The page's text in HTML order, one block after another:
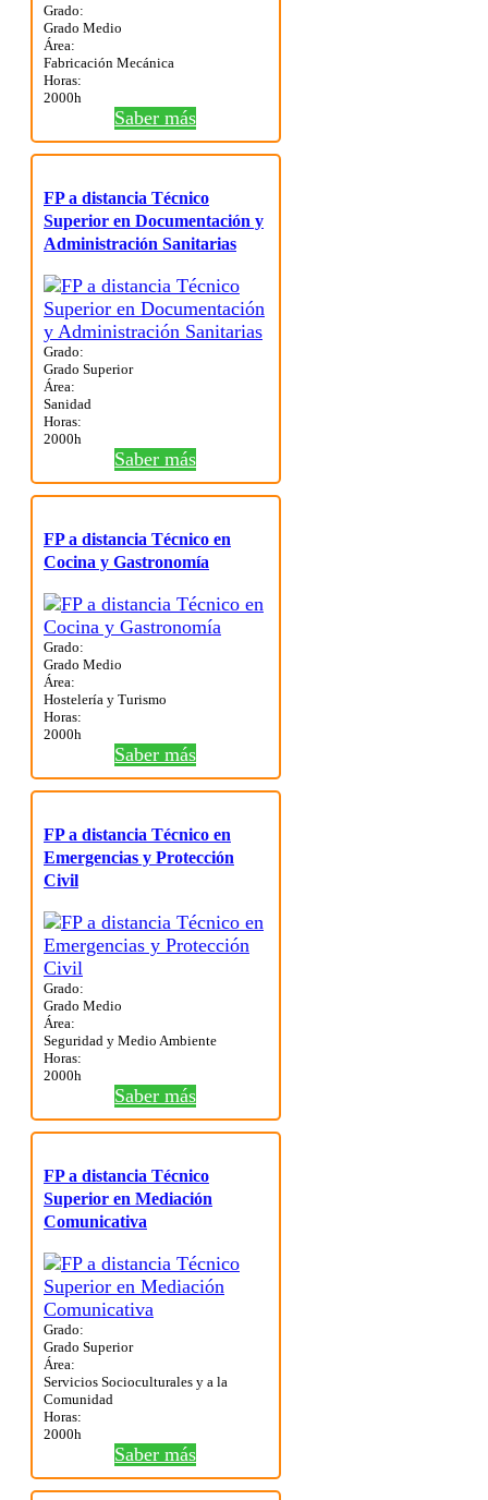
Grado:
Grado Medio
Área:
Fabricación Mecánica
Horas:
2000h
Saber más
FP a distancia Técnico
Superior en Documentación y
Administración Sanitarias
Grado:
Grado Superior
Área:
Sanidad
Horas:
2000h
Saber más
FP a distancia Técnico en
Cocina y Gastronomía
Grado:
Grado Medio
Área:
Hostelería y Turismo
Horas:
2000h
Saber más
FP a distancia Técnico en
Emergencias y Protección
Civil
Grado:
Grado Medio
Área:
Seguridad y Medio Ambiente
Horas:
2000h
Saber más
FP a distancia Técnico
Superior en Mediación
Comunicativa
Grado:
Grado Superior
Área:
Servicios Socioculturales y a la
Comunidad
Horas:
2000h
Saber más